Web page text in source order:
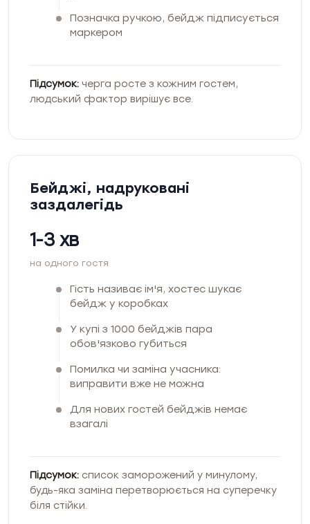
Позначка ручкою, бейдж підписується
маркером
Підсумок: черга росте з кожним гостем,
людський фактор вирішує все.
Бейджі, надруковані
заздалегідь
1-3 хв
на одного гостя
Гість називає ім'я, хостес шукає
бейдж у коробках
У купі з 1000 бейджів пара
обов'язково губиться
Помилка чи заміна учасника:
виправити вже не можна
Для нових гостей бейджів немає
взагалі
Підсумок: список заморожений у минулому,
будь-яка заміна перетворюється на суперечку
біля стійки.